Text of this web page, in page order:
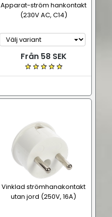
Apparat-ström hankontakt
(230V AC, C14)
Från 58 SEK
Vinklad strömhanakontakt
utan jord (250V, 16A)